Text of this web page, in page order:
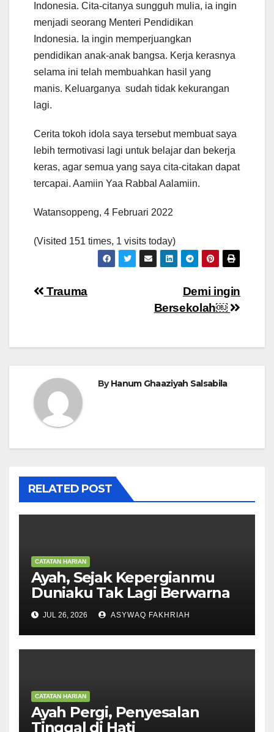
Indonesia. Cita-citanya sungguh mulia, ia ingin
menjadi seorang Menteri Pendidikan
Indonesia. Ia ingin memperjuangkan
pendidikan anak-anak bangsa. Kerja kerasnya
selama ini telah membuahkan hasil yang
manis. Keluarganya sudah tidak kekurangan
lagi.
Cerita tokoh idola saya tersebut membuat saya
lebih termotivasi lagi untuk belajar dan bekerja
keras, agar semua yang saya cita-citakan dapat
tercapai. Aamiin Yaa Rabbal Aalamiin.
Watansoppeng, 4 Februari 2022
(Visited 151 times, 1 visits today)
Navigasi
Demi ingin
Bersekolah￼
Trauma
ByHanum Ghaaziyah Salsabila
RELATED POST
CATATAN HARIAN
Ayah, Sejak Kepergianmu
Duniaku Tak Lagi Berwarna
JUL 26, 2026 ASYWAQ FAKHRIAH
CATATAN HARIAN
Ayah Pergi, Penyesalan
Tinggal di Hati